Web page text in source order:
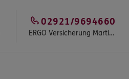
ERGO Versicherung Martin Jochem
02921/9694660